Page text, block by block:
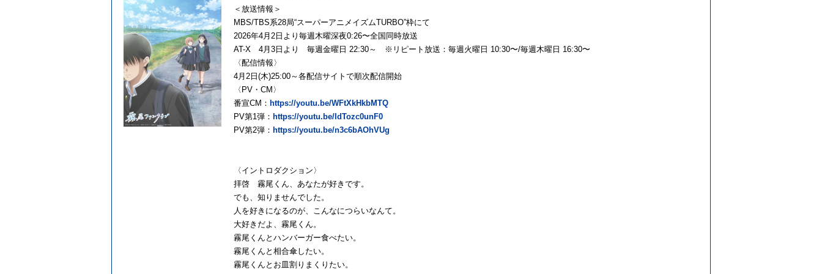
＜放送情報＞
MBS/TBS系28局“スーパーアニメイズムTURBO”枠にて
2026年4月2日より毎週木曜深夜0:26〜全国同時放送
AT-X 4月3日より 毎週金曜日 22:30～ ※リピート放送：毎週火曜日 10:30〜/毎週木曜日 16:30〜
〈配信情報〉
4月2日(木)25:00～各配信サイトで順次配信開始
〈PV・CM〉
番宣CM： https://youtu.be/WFtXkHkbMTQ
PV第1弾： https://youtu.be/IdTozc0unF0
PV第2弾： https://youtu.be/n3c6bAOhVUg
〈イントロダクション〉
拝啓 霧尾くん、あなたが好きです。
でも、知りませんでした。
人を好きになるのが、こんなにつらいなんて。
大好きだよ、霧尾くん。
霧尾くんとハンバーガー食べたい。
霧尾くんと相合傘したい。
霧尾くんとお皿割りまくりたい。